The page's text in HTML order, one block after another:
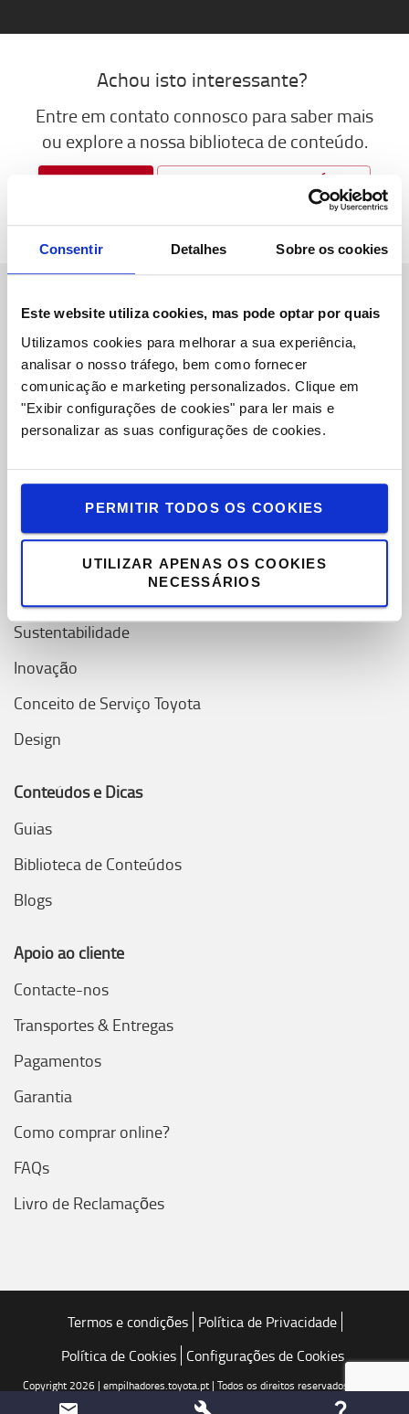
Consentir Detalhes Sobre os cookies
Este website utiliza cookies, mas pode optar por quais
Utilizamos cookies para melhorar a sua experiência,
analisar o nosso tráfego, bem como fornecer
comunicação e marketing personalizados. Clique em
"Exibir configurações de cookies" para ler mais e
personalizar as suas configurações de cookies.
PERMITIR TODOS OS COOKIES
UTILIZAR APENAS OS COOKIES
NECESSÁRIOS
Achou isto interessante?
Entre em contato connosco para saber mais
ou exploreanossa biblioteca de conteúdo.
LOGICONOMI BIBLIOTECA DE CONTEÚDOS
Toyota Caetano Portugal, SA
Oportunidades de Emprego
Toyota Challenge 2025
Onde estamos
Porquê escolher Toyota
Valores Toyota
Sustentabilidade
Inovação
Conceito de Serviço Toyota
Design
Conteúdos e Dicas
Guias
Biblioteca de Conteúdos
Blogs
Apoio ao cliente
Contacte-nos
Transportes & Entregas
Pagamentos
Garantia
Como comprar online?
FAQs
Livro de Reclamações
Termos e condições Política de Privacidade
Política de Cookies Configurações de Cookies
Copyright 2026 | empilhadores.toyota.pt | Todos os direitos reservados | Toyota
Caetano Portugal, SA